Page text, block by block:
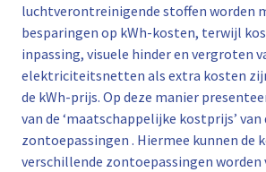
luchtverontreinigende stoffen worden
besparingen op kWh-kosten, terwijl
inpassing, visuele hinder en vergroten
elektriciteitsnetten als extra kosten
de kWh-prijs. Op deze manier
van de ‘maatschappelijke kostprijs’ van
zontoepassingen . Hiermee kunnen de
verschillende zontoepassingen worden